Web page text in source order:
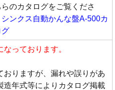
らのカタログをご覧くださ
シンクス自動かんな盤A-500カ
グ
っております。
りますが、漏れや誤りがあ
造年式等によりカタログ掲載